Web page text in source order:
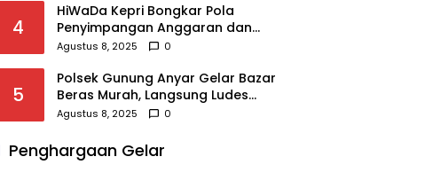
4
HiWaDa Kepri Bongkar Pola
Penyimpangan Anggaran dan
Sampaikan Tuntutan Tegas di
Agustus 8, 2025 0
5
Polsek Gunung Anyar Gelar Bazar
Beras Murah, Langsung Ludes
Diserbu Warga
Agustus 8, 2025 0
Penghargaan Gelar